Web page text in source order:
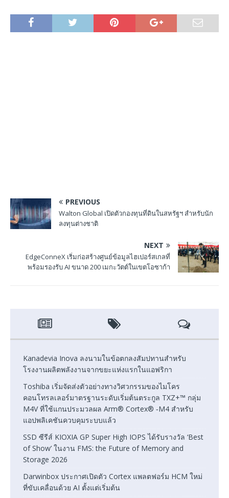
PREVIOUS
Walton Global เปิดตัวกองทุนที่ดินในสหรัฐฯ สำหรับนัก
ลงทุนต่างชาติ
NEXT
EdgeConneX เริ่มก่อสร้างศูนย์ข้อมูลไฮเปอร์สเกลที่
พร้อมรองรับ AI ขนาด 200 เมกะวัตต์ในเขตโอซาก้า
Kanadevia Inova ลงนามในข้อตกลงสัมปทานสำหรับ
โรงงานผลิตพลังงานจากขยะแห่งแรกในแอฟริกา
Toshiba เริ่มจัดส่งตัวอย่างทางวิศวกรรมของไมโคร
คอนโทรลเลอร์มาตรฐานระดับเริ่มต้นตระกูล TXZ+™ กลุ่ม
M4V ที่ใช้แกนประมวลผล Arm® Cortex® ‑M4 สำหรับ
แอปพลิเคชันควบคุมระบบแล้ว
SSD ซีรีส์ KIOXIA GP Super High IOPS ได้รับรางวัล ‘Best
of Show’ ในงาน FMS: the Future of Memory and
Storage 2026
Darwinbox ประกาศเปิดตัว Cortex แพลตฟอร์ม HCM ใหม่
ที่ขับเคลื่อนด้วย AI ตั้งแต่เริ่มต้น